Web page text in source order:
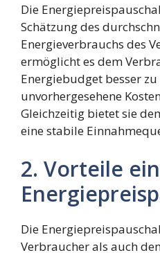
Die
Schätzung des
Energieverbrauchs des
ermöglicht es dem
Energiebudget besser
unvorhergesehene
Gleichzeitig bietet sie
eine stabile
2. Vorteile
Die
Verbraucher als auch